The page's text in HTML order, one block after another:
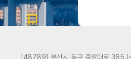
[48789] 부산시 동구 중앙대로 365 (